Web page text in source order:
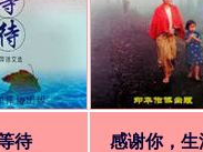
待
感谢你，生